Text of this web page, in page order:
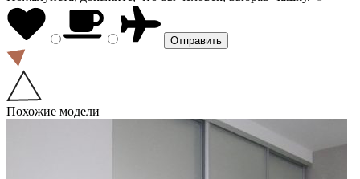
Похожие модели